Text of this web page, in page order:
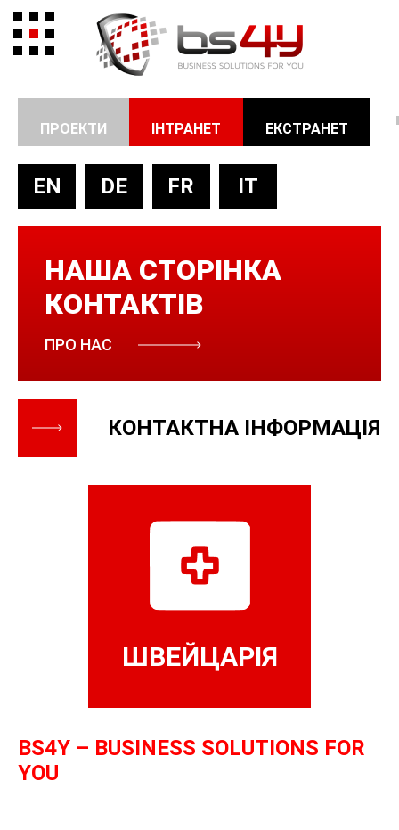
ПРОЕКТИ ІНТРАНЕТ ЕКСТРАНЕТ
НАША СТОРІНКА
КОНТАКТІВ
ПРО НАС
EN DE FR IT
КОНТАКТНА ІНФОРМАЦІЯ
ШВЕЙЦАРІЯ
BS4Y – BUSINESS SOLUTIONS FOR
YOU